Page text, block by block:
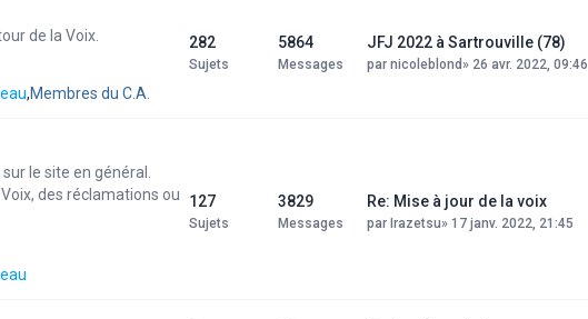
de la Voix.
,Membres du C.A.
282
Sujets
5864
Messages
JFJ 2022 à Sartrouville (78)
par nicoleblond» 26 avr. 2022, 09:46
le site en général.
des réclamations ou
127
Sujets
3829
Messages
Re: Mise à jour de la voix
par Irazetsu» 17 janv. 2022, 21:45